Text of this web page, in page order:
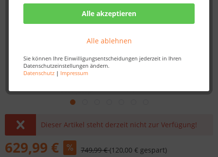
Alle akzeptieren
Alle ablehnen
Sie können Ihre Einwilligungsentscheidungen jederzeit in Ihren
Datenschutzeinstellungen ändern.
Datenschutz| Impressum
Dieser Artikel steht derzeit nicht zur Verfügung!
629,99 € 749,99 €(120,00 € gespart)